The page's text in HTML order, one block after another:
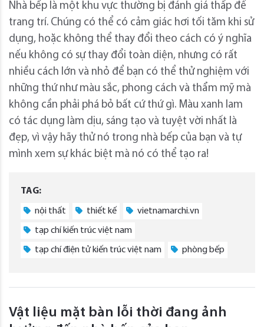
Nhà bếp là một khu vực thường bị đánh giá thấp để
trang trí. Chúng có thể có cảm giác hơi tối tăm khi sử
dụng, hoặc không thể thay đổi theo cách có ý nghĩa
nếu không có sự thay đổi toàn diện, nhưng có rất
nhiều cách lớn và nhỏ để bạn có thể thử nghiệm với
những thứ như màu sắc, phong cách và thẩm mỹ mà
không cần phải phá bỏ bất cứ thứ gì. Màu xanh lam
có tác dụng làm dịu, sáng tạo và tuyệt vời nhất là
đẹp, vì vậy hãy thử nó trong nhà bếp của bạn và tự
mình xem sự khác biệt mà nó có thể tạo ra!
TAG:
nội thất thiết kế vietnamarchi.vn
tạp chí kiến trúc việt nam
tạp chí điện tử kiến trúc việt nam phòng bếp
Vật liệu mặt bàn lỗi thời đang ảnh